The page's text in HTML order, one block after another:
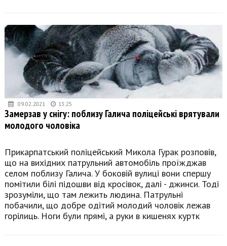
09.02.2021 13:25
Замерзав у снігу: поблизу Галича поліцейські врятували
молодого чоловіка
Прикарпатський поліцейський Микола Гурак розповів,
що на вихідних патрульний автомобіль проїжджав
селом поблизу Галича. У боковій вулиці вони спершу
помітили білі підошви від кросівок, далі - джинси. Тоді
зрозуміли, що там лежить людина. Патрульні
побачили, що добре одітий молодий чоловік лежав
горілиць. Ноги були прямі, а руки в кишенях куртк